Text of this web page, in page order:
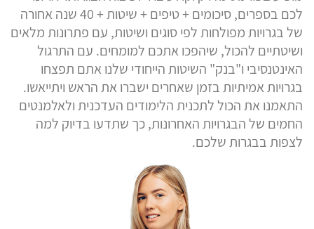
לכם בספרים, סיכומים + טיפים + שיטות + 40 שנה אחורה
של בגרויות מפולחות לפי סוגים ושיטות, עם פתרונות מלאים
ושיטתיים להכול, שיהפכו אתכם למומחים. עם התרגול
האינטנסיבי ו"בנק" השיטות הייחודי שלנו אתם תפצחו
בגרויות אמיתיות בזמן שאחרים ישברו את הראש ויתייאשו.
התאמנו את הכול לתכנית הלימודים העדכנית ולאלמנטים
החמים של הבגרויות האחרונות, כך שתדעו בדיוק למה
לצפות בבגרות שלכם.